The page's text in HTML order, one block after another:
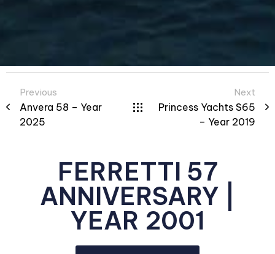
Previous
Anvera 58 – Year
2025
Next
Princess Yachts S65
– Year 2019
FERRETTI 57
ANNIVERSARY |
YEAR 2001